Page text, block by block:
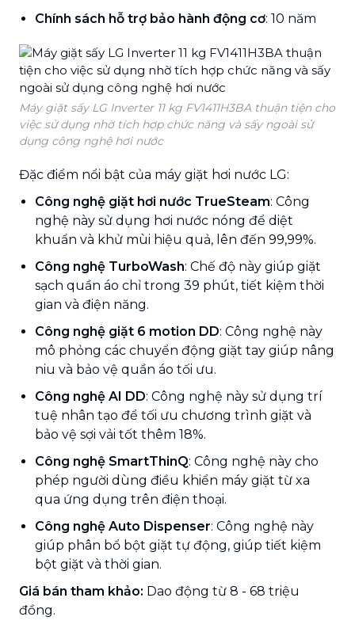
Chính sách hỗ trợ bảo hành động cơ: 10 năm
Máy giặt sấy LG Inverter 11 kg FV1411H3BA thuận tiện cho
việc sử dụng nhờ tích hợp chức năng và sấy ngoài sử
dụng công nghệ hơi nước
Đặc điểm nổi bật của máy giặt hơi nước LG:
Công nghệ giặt hơi nước TrueSteam: Công
nghệ này sử dụng hơi nước nóng để diệt
khuẩn và khử mùi hiệu quả, lên đến 99,99%.
Công nghệ TurboWash: Chế độ này giúp giặt
sạch quần áo chỉ trong 39 phút, tiết kiệm thời
gian và điện năng.
Công nghệ giặt 6 motion DD: Công nghệ này
mô phỏng các chuyển động giặt tay giúp nâng
niu và bảo vệ quần áo tối ưu.
Công nghệ AI DD: Công nghệ này sử dụng trí
tuệ nhân tạo để tối ưu chương trình giặt và
bảo vệ sợi vải tốt thêm 18%.
Công nghệ SmartThinQ: Công nghệ này cho
phép người dùng điều khiển máy giặt từ xa
qua ứng dụng trên điện thoại.
Công nghệ Auto Dispenser: Công nghệ này
giúp phân bổ bột giặt tự động, giúp tiết kiệm
bột giặt và thời gian.
Giá bán tham khảo: Dao động từ 8 - 68 triệu
đồng.